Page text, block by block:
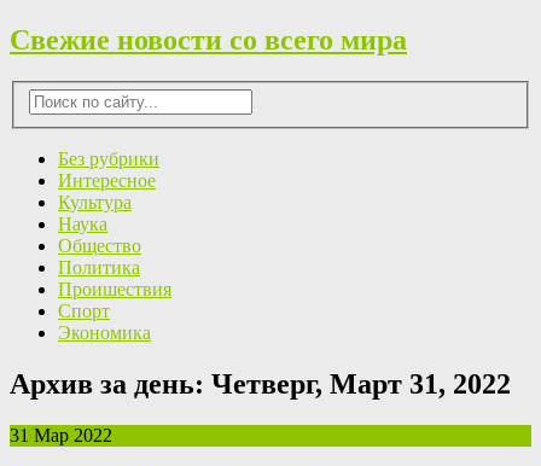
Свежие новости со всего мира
Без рубрики
Интересное
Культура
Наука
Общество
Политика
Проишествия
Спорт
Экономика
Архив за день: Четверг, Март 31, 2022
31 Мар 2022